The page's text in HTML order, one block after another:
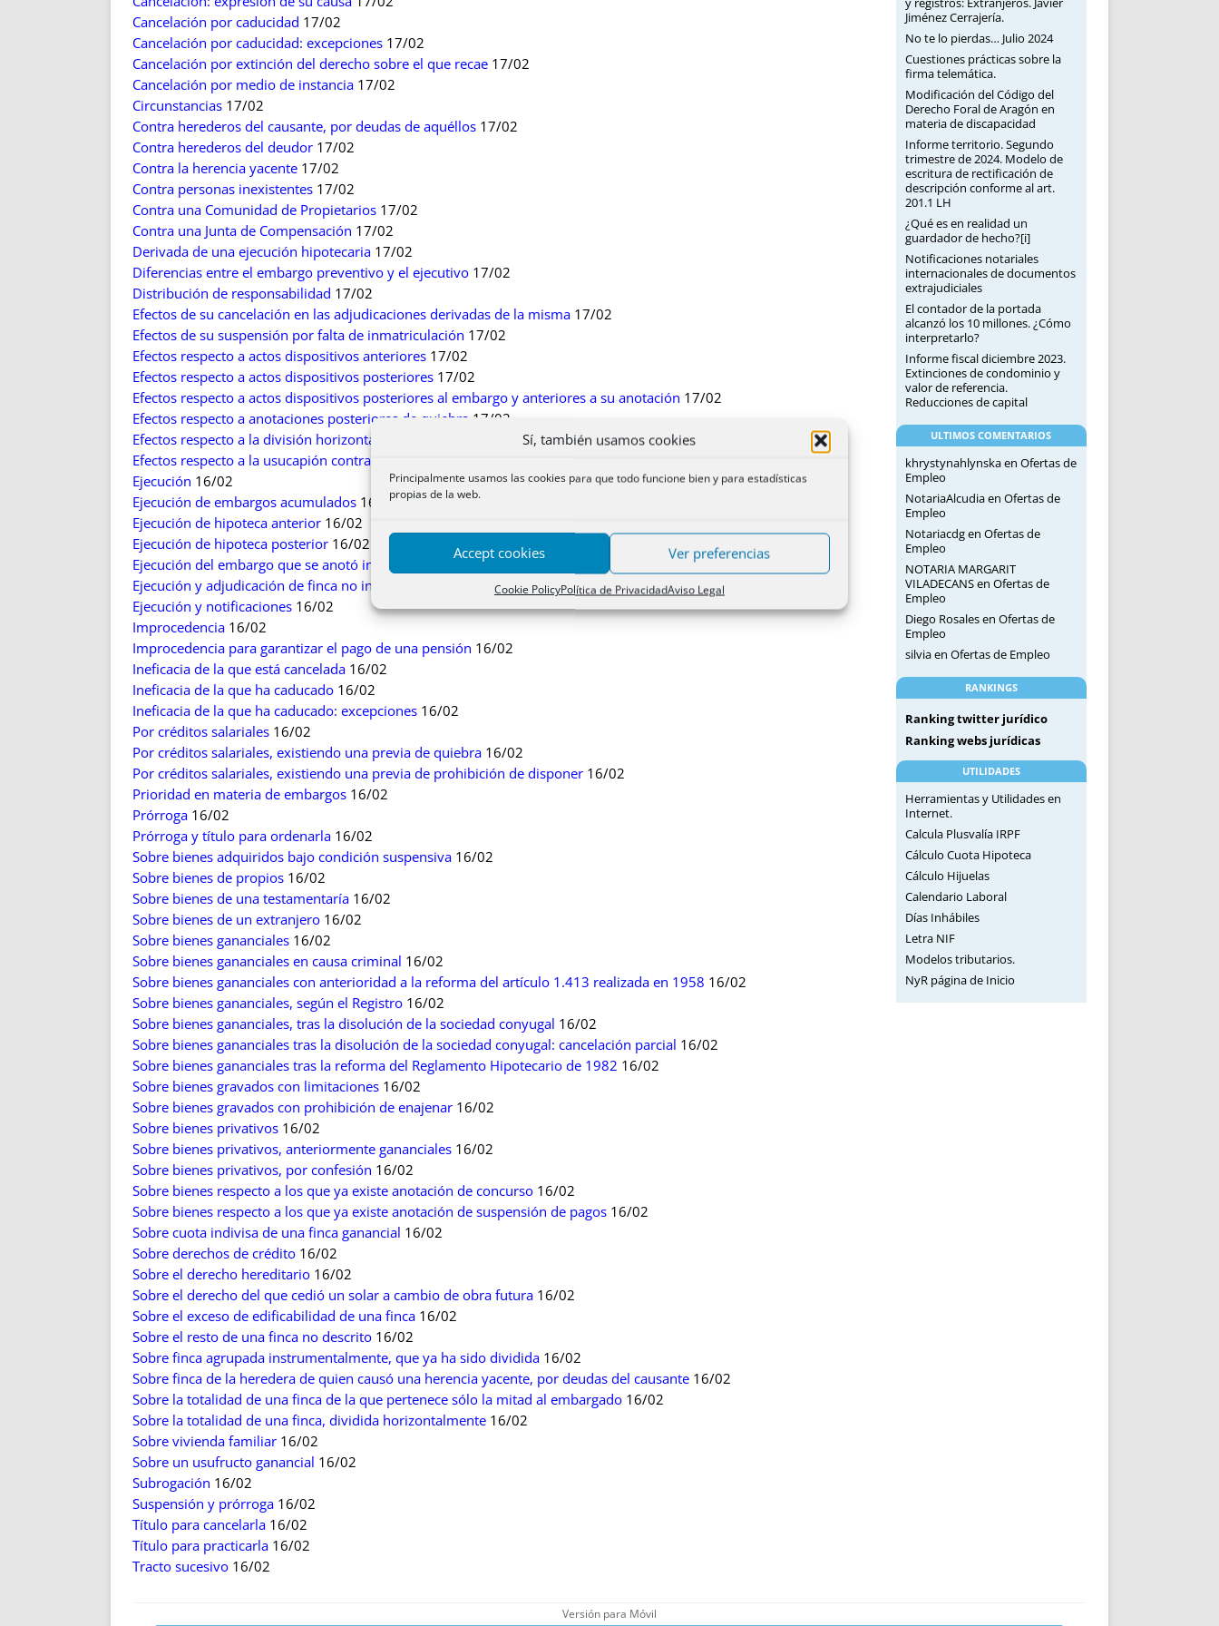
Sí, también usamos cookies
Principalmente usamos las cookies para que todo funcione bien y para estadísticas
propias de la web.
Accept cookies Ver preferencias
Cookie PolicyPolítica de PrivacidadAviso Legal
Cancelación por caducidad 17/02
Cancelación por caducidad: excepciones 17/02
Cancelación por extinción del derecho sobre el que recae 17/02
Cancelación por medio de instancia 17/02
Circunstancias 17/02
Contra herederos del causante, por deudas de aquéllos 17/02
Contra herederos del deudor 17/02
Contra la herencia yacente 17/02
Contra personas inexistentes 17/02
Contra una Comunidad de Propietarios 17/02
Contra una Junta de Compensación 17/02
Derivada de una ejecución hipotecaria 17/02
Diferencias entre el embargo preventivo y el ejecutivo 17/02
Distribución de responsabilidad 17/02
Efectos de su cancelación en las adjudicaciones derivadas de la misma 17/02
Efectos de su suspensión por falta de inmatriculación 17/02
Efectos respecto a actos dispositivos anteriores 17/02
Efectos respecto a actos dispositivos posteriores 17/02
Efectos respecto a actos dispositivos posteriores al embargo y anteriores a su anotación 17/02
Efectos respecto a anotaciones posteriores de quiebra 17/02
Efectos respecto a la división horizontal y disolución de comunidad inscritas con posterioridad
Efectos respecto a la usucapión contra tabulas, consumada anteriormente e inscrita con posterioridad.
Ejecución 16/02
Ejecución de embargos acumulados 16/02
Ejecución de hipoteca anterior 16/02
Ejecución de hipoteca posterior 16/02
Ejecución del embargo que se anotó incorrectamente
16/02
Ejecución y adjudicación de finca no inmatriculada
Ejecución y notificaciones 16/02
Improcedencia 16/02
Improcedencia para garantizar el pago de una pensión 16/02
Ineficacia de la que está cancelada 16/02
Ineficacia de la que ha caducado 16/02
Ineficacia de la que ha caducado: excepciones 16/02
Por créditos salariales 16/02
Por créditos salariales, existiendo una previa de quiebra 16/02
Por créditos salariales, existiendo una previa de prohibición de disponer 16/02
Prioridad en materia de embargos 16/02
Prórroga 16/02
Prórroga y título para ordenarla 16/02
Sobre bienes adquiridos bajo condición suspensiva 16/02
Sobre bienes de propios 16/02
Sobre bienes de una testamentaría 16/02
Sobre bienes de un extranjero 16/02
Sobre bienes gananciales 16/02
Sobre bienes gananciales en causa criminal 16/02
Sobre bienes gananciales con anterioridad a la reforma del artículo 1.413 realizada en 1958 16/02
Sobre bienes gananciales, según el Registro 16/02
Sobre bienes gananciales, tras la disolución de la sociedad conyugal 16/02
Sobre bienes gananciales tras la disolución de la sociedad conyugal: cancelación parcial 16/02
Sobre bienes gananciales tras la reforma del Reglamento Hipotecario de 1982 16/02
Sobre bienes gravados con limitaciones 16/02
Sobre bienes gravados con prohibición de enajenar 16/02
Sobre bienes privativos 16/02
Sobre bienes privativos, anteriormente gananciales 16/02
Sobre bienes privativos, por confesión 16/02
Sobre bienes respecto a los que ya existe anotación de concurso 16/02
Sobre bienes respecto a los que ya existe anotación de suspensión de pagos 16/02
Sobre cuota indivisa de una finca ganancial 16/02
Sobre derechos de crédito 16/02
Sobre el derecho hereditario 16/02
Sobre el derecho del que cedió un solar a cambio de obra futura 16/02
Sobre el exceso de edificabilidad de una finca 16/02
Sobre el resto de una finca no descrito 16/02
Sobre finca agrupada instrumentalmente, que ya ha sido dividida 16/02
Sobre finca de la heredera de quien causó una herencia yacente, por deudas del causante 16/02
Sobre la totalidad de una finca de la que pertenece sólo la mitad al embargado 16/02
Sobre la totalidad de una finca, dividida horizontalmente 16/02
Sobre vivienda familiar 16/02
Sobre un usufructo ganancial 16/02
Subrogación 16/02
Suspensión y prórroga 16/02
Título para cancelarla 16/02
Título para practicarla 16/02
Tracto sucesivo 16/02
Jiménez Cerrajería.
No te lo pierdas… Julio 2024
Cuestiones prácticas sobre la
firma telemática.
Modificación del Código del
Derecho Foral de Aragón en
materia de discapacidad
Informe territorio. Segundo
trimestre de 2024. Modelo de
escritura de rectificación de
descripción conforme al art.
201.1 LH
¿Qué es en realidad un
guardador de hecho?[i]
Notificaciones notariales
internacionales de documentos
extrajudiciales
El contador de la portada
alcanzó los 10 millones. ¿Cómo
interpretarlo?
Informe fiscal diciembre 2023.
Extinciones de condominio y
valor de referencia.
Reducciones de capital
ULTIMOS COMENTARIOS
khrystynahlynskaen Ofertas de
Empleo
NotariaAlcudiaen Ofertas de
Empleo
Notariacdgen Ofertas de
Empleo
NOTARIA MARGARIT
VILADECANSen Ofertas de
Empleo
Diego Rosalesen Ofertas de
Empleo
silviaen Ofertas de Empleo
RANKINGS
Ranking twitter jurídico
Ranking webs jurídicas
UTILIDADES
Herramientas y Utilidades en
Internet.
Calcula Plusvalía IRPF
Cálculo Cuota Hipoteca
Cálculo Hijuelas
Calendario Laboral
Días Inhábiles
Letra NIF
Modelos tributarios.
NyR página de Inicio
Versión para Móvil